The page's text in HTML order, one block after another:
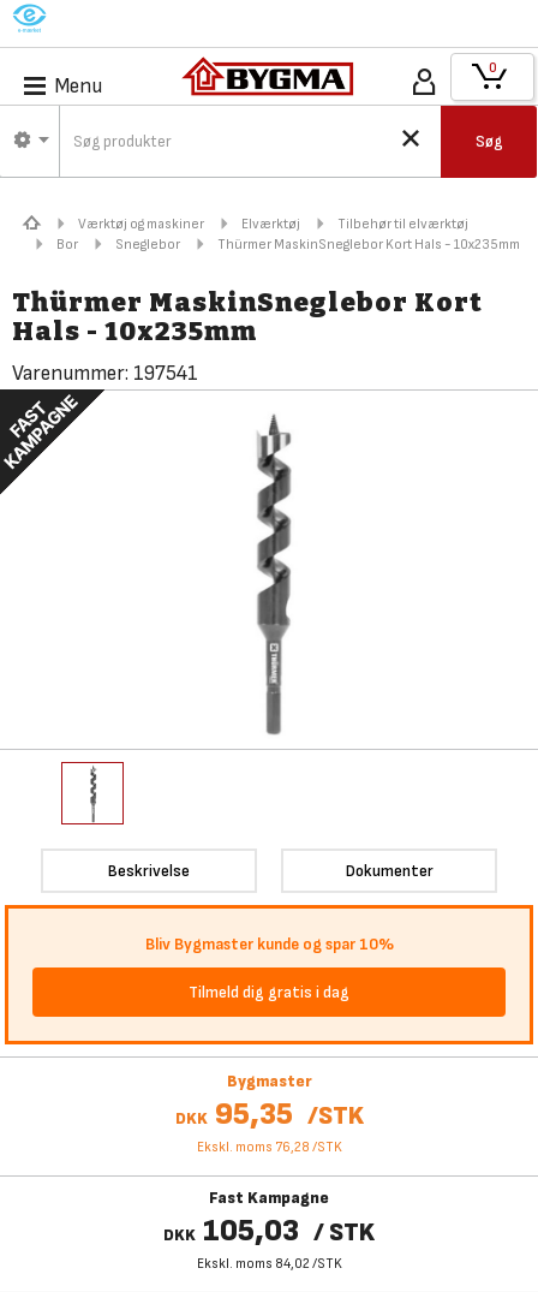
M
Menu
Søg
0
Værktøj og maskiner Elværktøj
Tilbehør til elværktøj
Bor
Sneglebor Thürmer MaskinSneglebor Kort Hals - 10x235mm
Thürmer MaskinSneglebor Kort
Hals - 10x235mm
Varenummer: 197541
Beskrivelse Dokumenter
Bliv Bygmaster kunde og spar 10%
Tilmeld dig gratis i dag
Bygmaster
DKK 95,35 /STK
Ekskl. moms 76,28 /STK
Fast Kampagne
DKK 105,03 /STK
Ekskl. moms 84,02 /STK